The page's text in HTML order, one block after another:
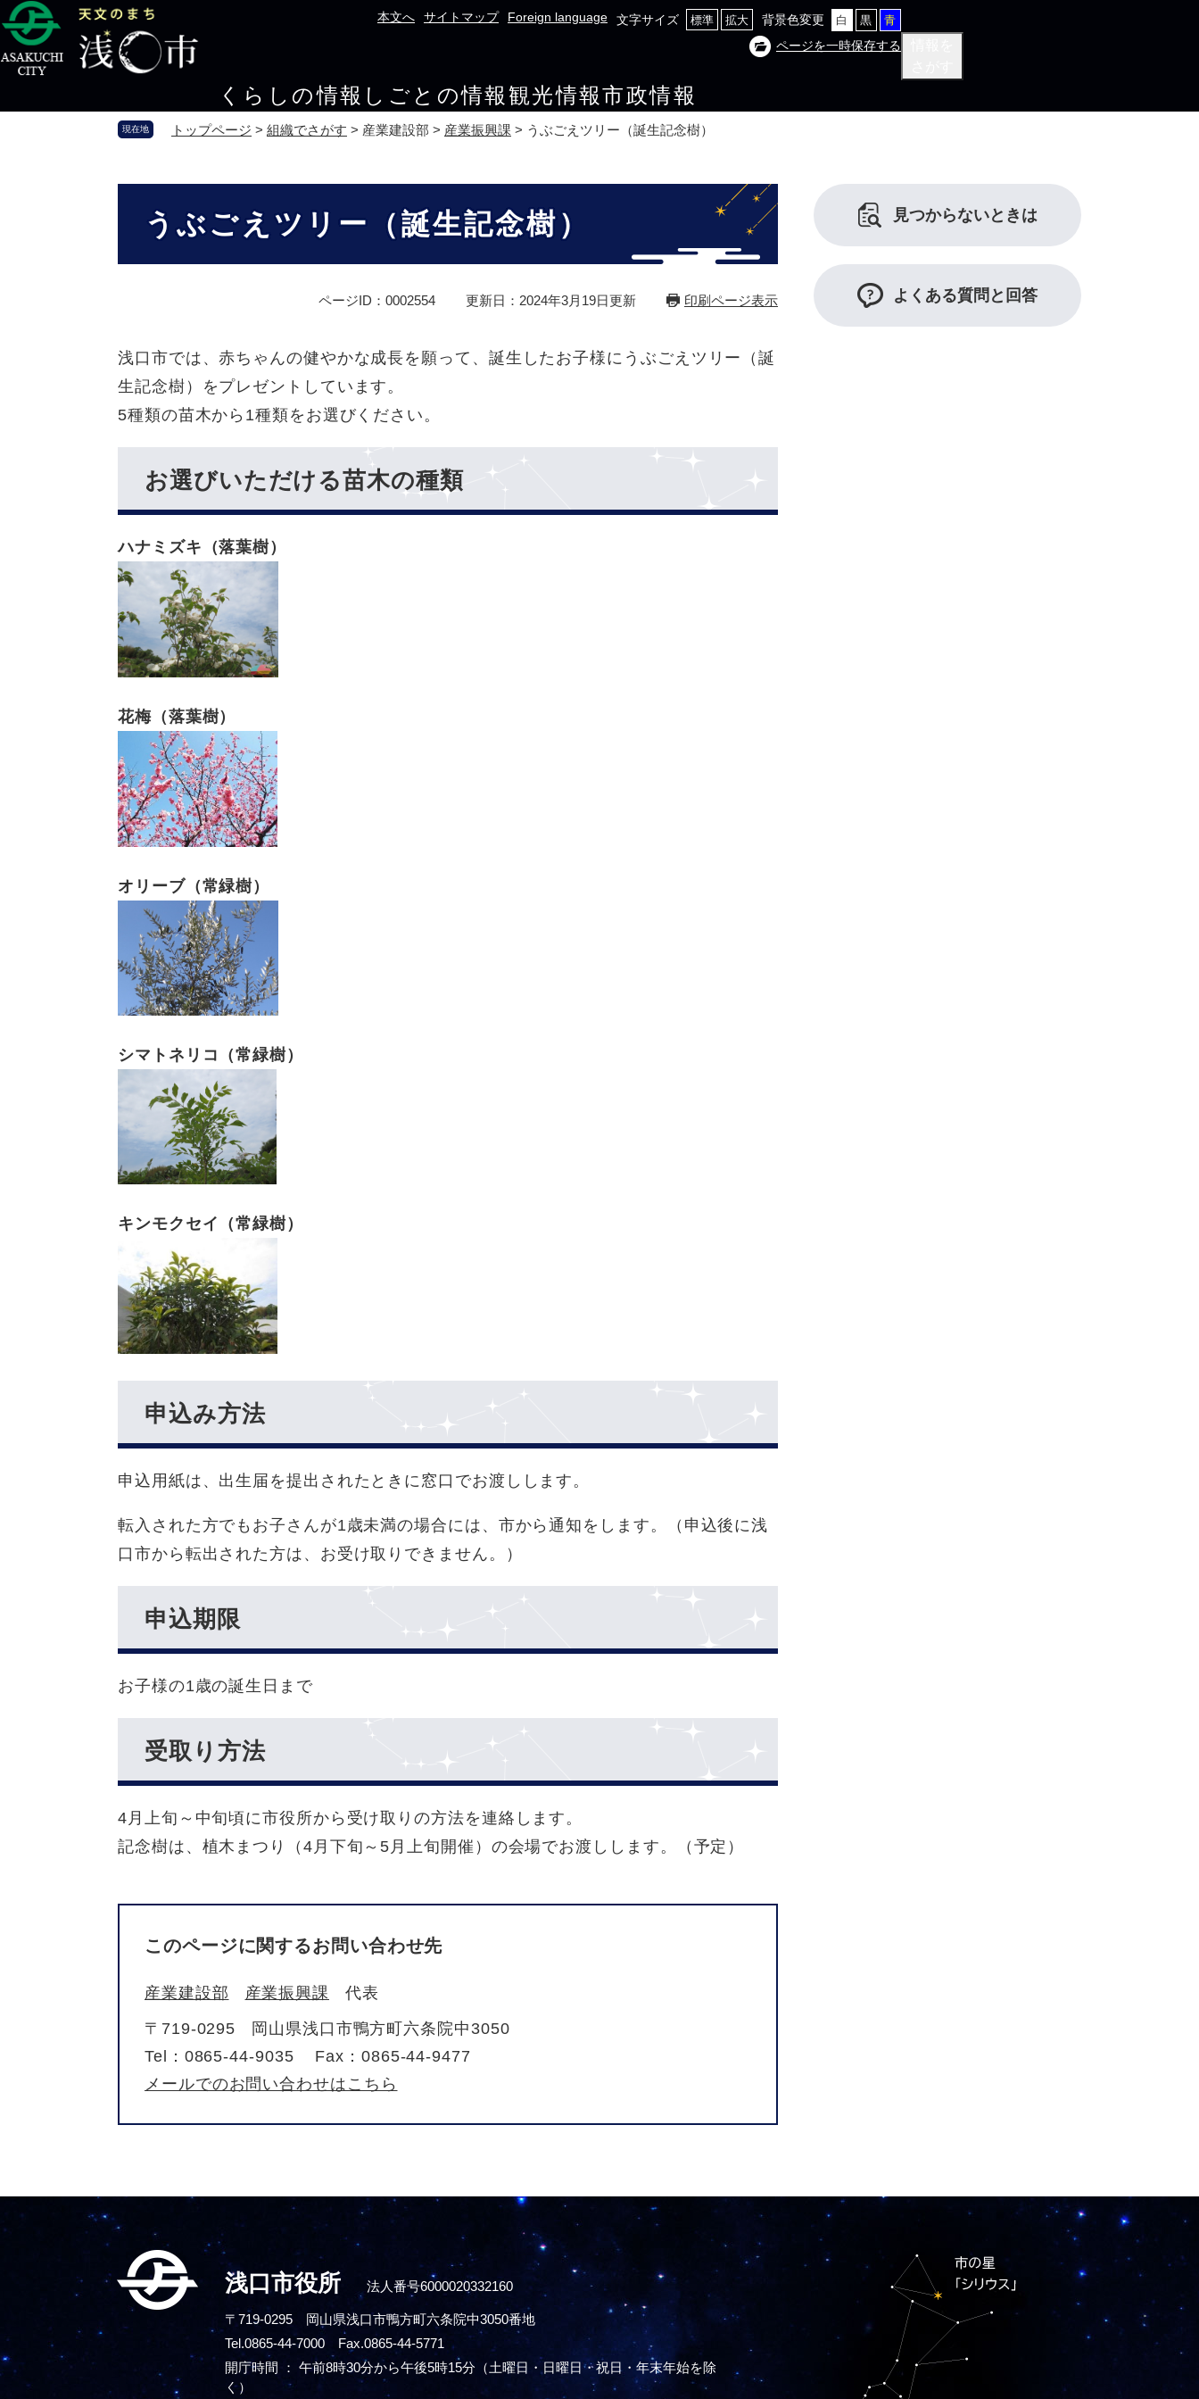
ペ
ー
ジ
メ
ニ
ュ
本文へ サイトマップ Foreign language 文字サイズ 標準 拡大 背景色変更 白 黒 青
ページを一時保存する
くらしの情報 しごとの情報観光情報市政情報
現在地 トップページ > 組織でさがす > 産業建設部 > 産業振興課 > うぶごえツリー（誕生記念樹）
うぶごえツリー（誕生記念樹）
ページID：0002554 更新日：2024年3月19日更新 印刷ページ表示
浅口市では、赤ちゃんの健やかな成長を願って、誕生したお子様にうぶごえツリー（誕
生記念樹）をプレゼントしています。
5種類の苗木から1種類をお選びください。
お選びいただける苗木の種類
ハナミズキ（落葉樹）
花梅（落葉樹）
オリーブ（常緑樹）
シマトネリコ（常緑樹）
キンモクセイ（常緑樹）
申込み方法
申込用紙は、出生届を提出されたときに窓口でお渡しします。
転入された方でもお子さんが1歳未満の場合には、市から通知をします。（申込後に浅
口市から転出された方は、お受け取りできません。）
申込期限
お子様の1歳の誕生日まで
受取り方法
4月上旬～中旬頃に市役所から受け取りの方法を連絡します。
記念樹は、植木まつり（4月下旬～5月上旬開催）の会場でお渡しします。（予定）
このページに関するお問い合わせ先
産業建設部 産業振興課
代表
〒719-0295
岡山県浅口市鴨方町六条院中3050
Tel：0865-44-9035
Fax：0865-44-9477
メールでのお問い合わせはこちら
見つからないときは
よくある質問と回答
浅口市役所 法人番号6000020332160
〒719-0295 岡山県浅口市鴨方町六条院中3050番地
Tel.0865-44-7000 Fax.0865-44-5771
開庁時間 ： 午前8時30分から午後5時15分 （土曜日・日曜日・祝日・年末年始を除
く）